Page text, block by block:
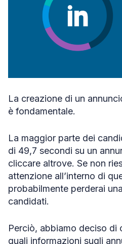
La creazione di un
è fondamentale.
La maggior parte dei
di 49,7 secondi su un
cliccare altrove. Se non
attenzione all’interno di
probabilmente perderai
candidati.
Perciò, abbiamo deciso di
quali informazioni sugli